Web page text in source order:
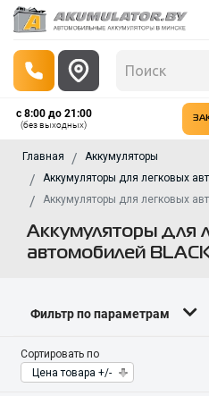
с 8:00 до 21:00
(без выходных)
Главная
Аккумуляторы
Аккумуляторы для легковых
Аккумуляторы для легковых
Аккумуляторы для
автомобилей
Фильтр по параметрам
Сортировать по
Цена товара +/-